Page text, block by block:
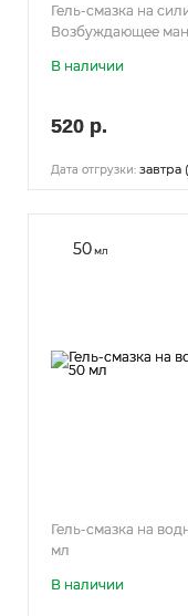
Гель-смазка на
Возбуждающее
В наличии
520 р.
Дата отгрузки: завтра
50мл
Гель-смазка на
мл
В наличии